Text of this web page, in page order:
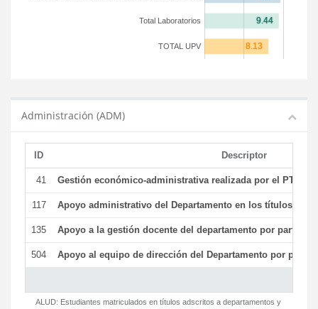
TOTAL UPV
Total Laboratorios
Administración (ADM)
ID Descriptor
41 Gestión económico-administrativa realizada por el PTGAS
117 Apoyo administrativo del Departamento en los títulos de
135 Apoyo a la gestión docente del departamento por parte
504 Apoyo al equipo de dirección del Departamento por parte
ALUD: Estudiantes matriculados en títulos adscritos a departamentos y